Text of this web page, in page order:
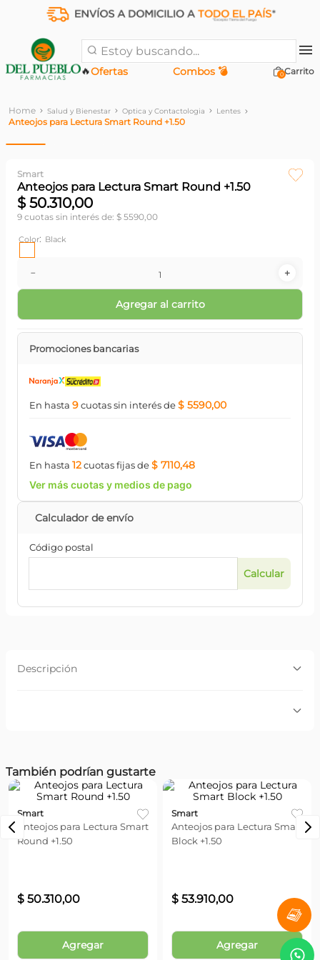
Estoy buscando...
Ofertas
🔥 Combos 💣 0
Salud y Bienestar Optica y Contactologia Lentes
Anteojos para Lectura Smart Round +1.50
Smart
Anteojos para Lectura Smart Round +1.50
$ 50.310,00
9 cuotas sin interés de: $ 5590,00
Color: Black
＋
－
Agregar al carrito
Promociones bancarias
En hasta 9cuotassin interésde$ 5590,00
En hasta 12cuotasfijasde$ 7110,48
Ver más cuotas y medios de pago
Código postal
Descripción
Más reciente Todos
También podrían gustarte
Smart
Anteojos para Lectura Smart
Round +1.50
$ 50.310,00
Agregar
Smart
Anteojos para Lectura Smart
Block +1.50
$ 53.910,00
Agregar